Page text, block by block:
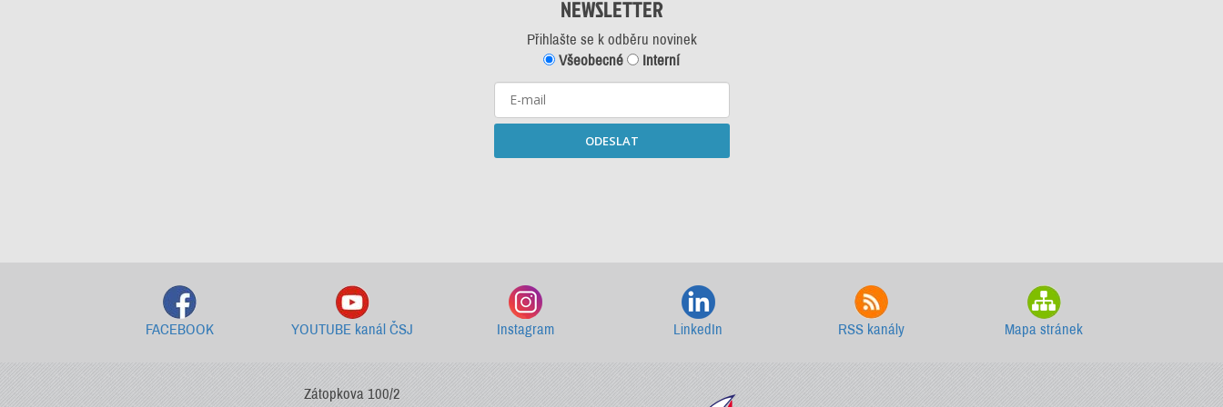
NEWSLETTER
Přihlašte se k odběru novinek
Všeobecné
Interní
ODESLAT
FACEBOOK YOUTUBE kanál ČSJ Instagram LinkedIn RSS kanály Mapa stránek
Zátopkova 100/2